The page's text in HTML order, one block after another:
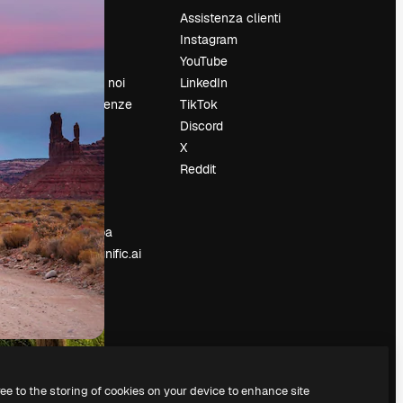
Lavora con noi
Cerca tendenze
Blog
Eventi
Slidesgo
Vendi i tuoi
contenuti
Sala stampa
Cerchi magnific.ai
Assistenza clienti
Instagram
YouTube
LinkedIn
TikTok
Discord
X
Reddit
to the storing of cookies on your device to enhance site